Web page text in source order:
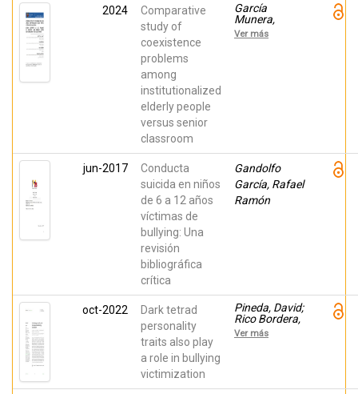
2024
Comparative
study of
coexistence
problems
among
institutionalized
elderly people
versus senior
classroom
García
Munera,
Isabel;
MENDEZ,
Ver más
jun-2017
Conducta
suicida en niños
de 6 a 12 años
víctimas de
bullying: Una
revisión
bibliográfica
crítica
Gandolfo
García, Rafael
Ramón
oct-2022
Dark tetrad
personality
traits also play
a role in bullying
victimization
Pineda, David;
Rico Bordera,
Pilar; Martínez
Martínez, Ana;
A
Ver más